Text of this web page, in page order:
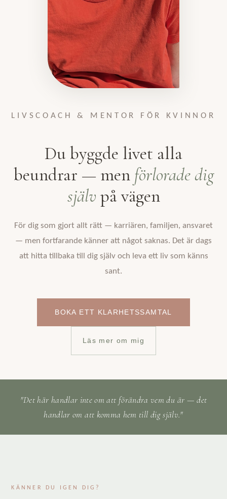
LIVSCOACH & MENTOR FÖR KVINNOR
Du byggde livet alla
beundrar — men förlorade dig
själv på vägen
För dig som gjort allt rätt — karriären, familjen, ansvaret
— men fortfarande känner att något saknas. Det är dags
att hitta tillbaka till dig själv och leva ett liv som känns
sant.
BOKA ETT KLARHETSSAMTAL
Läs mer om mig
"Det här handlar inte om att förändra vem du är — det
handlar om att komma hem till dig själv."
KÄNNER DU IGEN DIG?